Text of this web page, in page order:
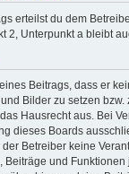
erteilst du dem
2, Unterpunkt a bleibt
Beitrags, dass er
Bilder zu setzen bzw.
Hausrecht aus. Bei
dieses Boards
Betreiber keine
Beiträge und